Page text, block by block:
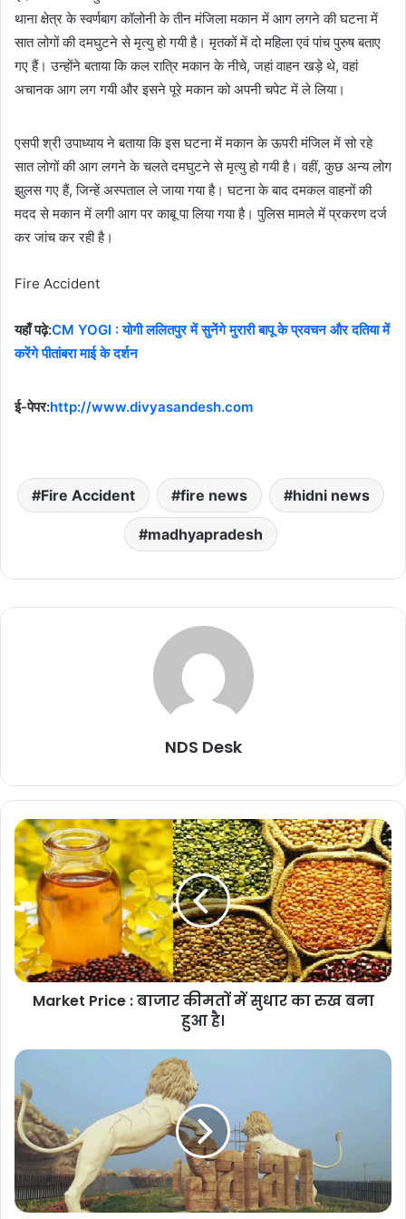
थाना क्षेत्र के स्वर्णबाग कॉलोनी के तीन मंजिला मकान में आग लगने की घटना में
सात लोगों की दमघुटने से मृत्यु हो गयी है। मृतकों में दो महिला एवं पांच पुरुष बताए
गए हैं। उन्होंने बताया कि कल रात्रि मकान के नीचे, जहां वाहन खड़े थे, वहां
अचानक आग लग गयी और इसने पूरे मकान को अपनी चपेट में ले लिया।
एसपी श्री उपाध्याय ने बताया कि इस घटना में मकान के ऊपरी मंजिल में सो रहे
सात लोगों की आग लगने के चलते दमघुटने से मृत्यु हो गयी है। वहीं, कुछ अन्य लोग
झुलस गए हैं, जिन्हें अस्पताल ले जाया गया है। घटना के बाद दमकल वाहनों की
मदद से मकान में लगी आग पर काबू पा लिया गया है। पुलिस मामले में प्रकरण दर्ज
कर जांच कर रही है।
Fire Accident
यहाँ पढ़े:CM YOGI : योगी ललितपुर में सुनेंगे मुरारी बापू के प्रवचन और दतिया में
करेंगे पीतांबरा माई के दर्शन
ई-पेपर:http://www.divyasandesh.com
Fire Accident fire news hidni news
madhyapradesh
NDS Desk
Market Price : बाजार कीमतों में सुधार का रुख बना
हुआ है।